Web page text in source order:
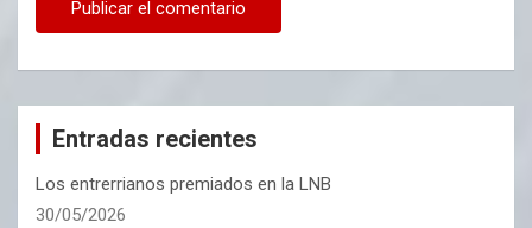
Entradas recientes
Los entrerrianos premiados en la LNB
30/05/2026